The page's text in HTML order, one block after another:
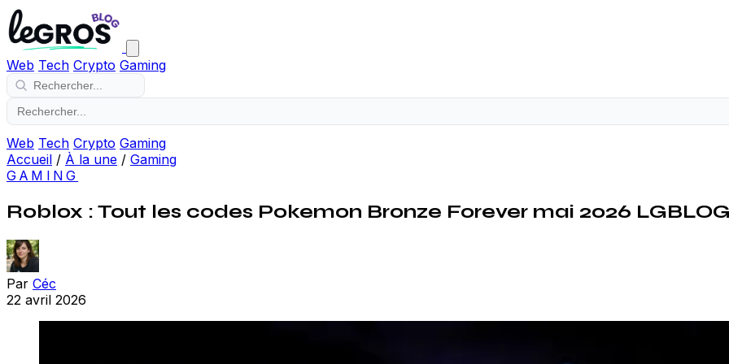
Web Tech Crypto Gaming
Web Tech Crypto Gaming
Accueil / À la une / Gaming
GAMING
Roblox : Tout les codes Pokemon Bronze Forever mai 2026
Par Céc
22 avril 2026